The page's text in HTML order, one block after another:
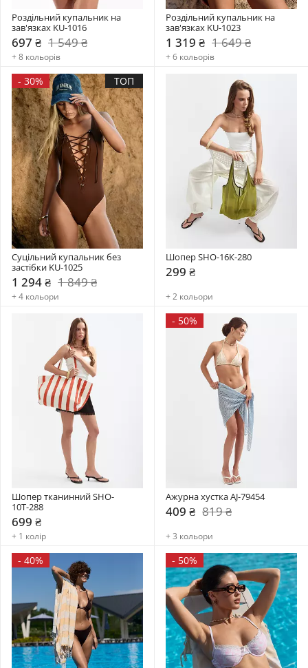
Роздільний купальник на
зав'язках KU-1016
697 ₴ 1 549 ₴
+ 8 кольорів
Роздільний купальник на
зав'язках KU-1023
1 319 ₴ 1 649 ₴
+ 6 кольорів
- 30% ТОП
Суцільний купальник без
застібки KU-1025
1 294 ₴ 1 849 ₴
+ 4 кольори
Шопер SHO-16К-280
299 ₴
+ 2 кольори
Шопер тканинний SHO-
10Т-288
699 ₴
+ 1 колір
- 50%
Ажурна хустка AJ-79454
409 ₴ 819 ₴
+ 3 кольори
- 40% - 50%